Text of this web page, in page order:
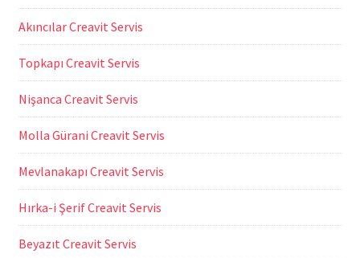
Akıncılar Creavit Servis
Topkapı Creavit Servis
Nişanca Creavit Servis
Molla Gürani Creavit Servis
Mevlanakapı Creavit Servis
Hırka-i Şerif Creavit Servis
Beyazıt Creavit Servis